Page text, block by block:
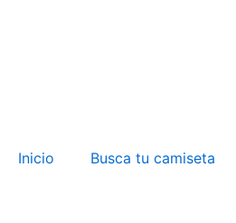
Inicio Busca tu camiseta